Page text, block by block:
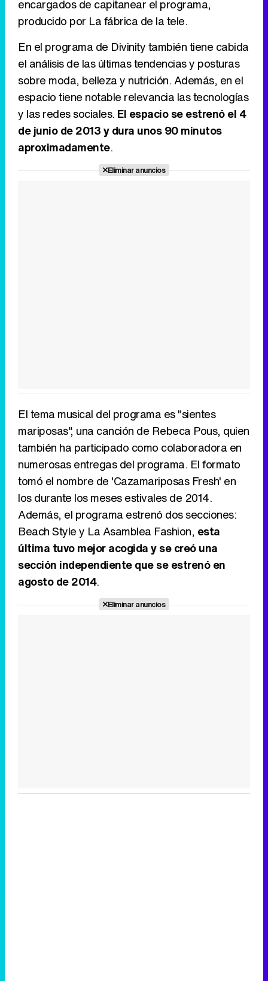
encargados de capitanear el programa,
producido por La fábrica de la tele.
En el programa de Divinity también tiene cabida
el análisis de las últimas tendencias y posturas
sobre moda, belleza y nutrición. Además, en el
espacio tiene notable relevancia las tecnologías
y las redes sociales. El espacio se estrenó el 4
de junio de 2013 y dura unos 90 minutos
aproximadamente.
Eliminar anuncios
El tema musical del programa es "sientes
mariposas", una canción de Rebeca Pous, quien
también ha participado como colaboradora en
numerosas entregas del programa. El formato
tomó el nombre de 'Cazamariposas Fresh' en
los durante los meses estivales de 2014.
Además, el programa estrenó dos secciones:
Beach Style y La Asamblea Fashion, esta
última tuvo mejor acogida y se creó una
sección independiente que se estrenó en
agosto de 2014.
Eliminar anuncios